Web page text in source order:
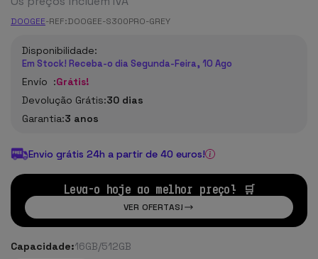
DOOGEE-REF:DOOGEE-S300PRO-GREY
Disponibilidade:
Em Stock! Receba-o dia Segunda-Feira, 10 Ago
Envío :Grátis!
Devolução Grátis:30 dias
Garantia:3 anos
Envio grátis 24h a partir de 40 euros!
Leva-o hoje ao melhor preço! 🛒
VER OFERTAS!
Capacidade:16GB/512GB